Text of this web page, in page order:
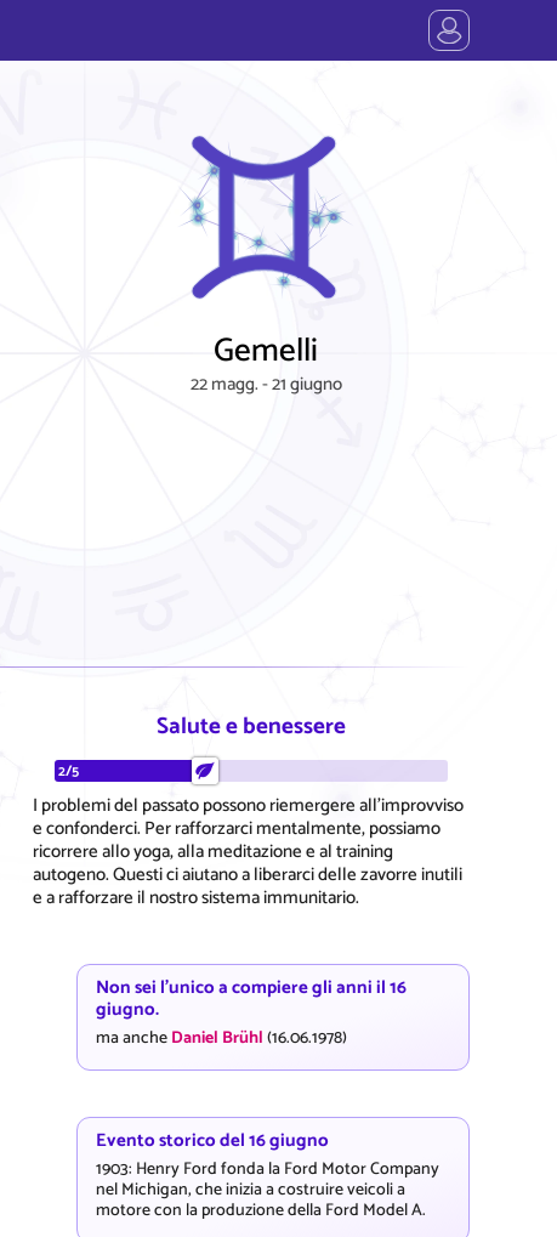
Gemelli
22 magg. - 21 giugno
Salute e benessere
2/5
I problemi del passato possono riemergere all'improvviso
e confonderci. Per rafforzarci mentalmente, possiamo
ricorrere allo yoga, alla meditazione e al training
autogeno. Questi ci aiutano a liberarci delle zavorre inutili
e a rafforzare il nostro sistema immunitario.
Non sei l'unico a compiere gli anni il 16
giugno.
ma ancheDaniel Brühl(16.06.1978)
Evento storico del 16 giugno
1903: Henry Ford fonda la Ford Motor Company
nel Michigan, che inizia a costruire veicoli a
motore con la produzione della Ford Model A.